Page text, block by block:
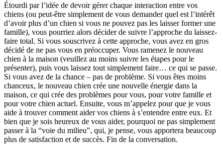
Étourdi par l’idée de devoir gérer chaque interaction entre vos
chiens (ou peut-être simplement de vous demander quel est l’intérêt
d’avoir plus d’un chien si vous ne pouvez pas les laisser former une
famille), vous pourriez alors décider de suivre l’approche du laissez-
faire total. Si vous souscrivez à cette approche, vous avez en gros
décidé de ne pas vous en préoccuper. Vous ramenez le nouveau
chien à la maison (veuillez au moins suivre les étapes pour le
présenter), puis vous laissez tout simplement faire… ce qui se passe.
Si vous avez de la chance – pas de problème. Si vous êtes moins
chanceux, le nouveau chien crée une nouvelle énergie dans la
maison, ce qui crée des problèmes pour vous, pour votre famille et
pour votre chien actuel. Ensuite, vous m’appelez pour que je vous
aide à trouver comment aider vos chiens à s’entendre entre eux. Et
bien que je sois heureux de vous aider, pourquoi ne pas simplement
passer à la “voie du milieu”, qui, je pense, vous apportera beaucoup
plus de satisfaction et de succès. Fin de la conversation.